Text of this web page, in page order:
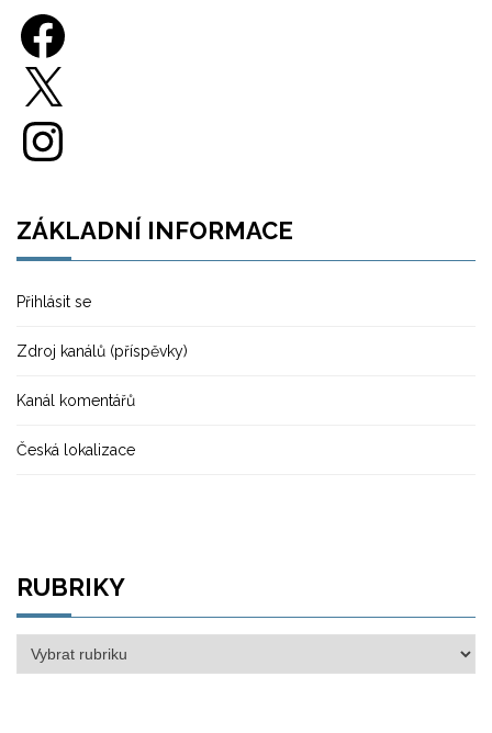
Facebook
Instagram
ZÁKLADNÍ INFORMACE
Přihlásit se
Zdroj kanálů (příspěvky)
Kanál komentářů
Česká lokalizace
RUBRIKY
Rubriky